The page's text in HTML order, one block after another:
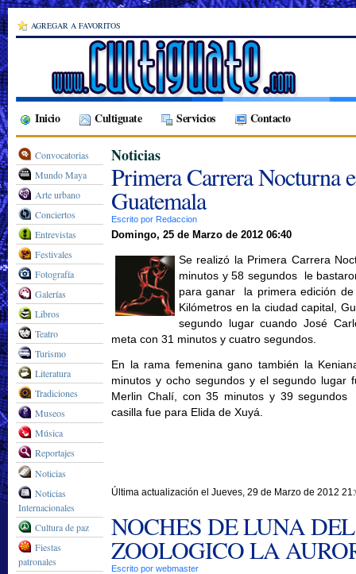
AGREGAR A FAVORITOS
Inicio Cultiguate Servicios Contacto
Noticias
Primera Carrera Nocturna
Guatemala
Escrito por Redaccion
Domingo, 25 de Marzo de 2012 06:40
Se realizó la Primera Carrera
minutos y 58 segundos le
para ganar la primera edición
Kilómetros en la ciudad capital,
segundo lugar cuando José
meta con 31 minutos y cuatro segundos.
En la rama femenina gano también la
minutos y ocho segundos y el segundo lugar
Merlin Chalí, con 35 minutos y 39
casilla fue para Elida de Xuyá.
Última actualización el Jueves, 29 de Marzo de 2012
NOCHES DE LUNA DEL
ZOOLOGICO LA
Escrito por webmaster
Convocatorias
Mundo Maya
Arte urbano
Conciertos
Entrevistas
Festivales
Fotografía
Galerías
Libros
Teatro
Turismo
Literatura
Tradiciones
Museos
Música
Reportajes
Noticias
Noticias
Internacionales
Cultura de paz
Fiestas
patronales